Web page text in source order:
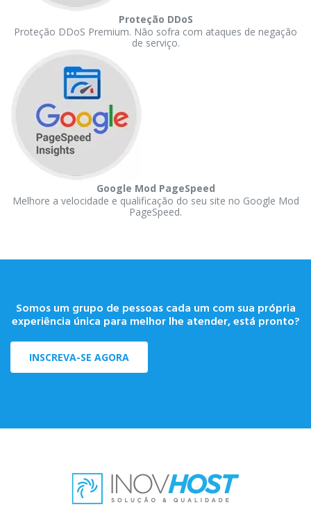
Proteção DDoS
Proteção DDoS Premium. Não sofra com ataques de negação
de serviço.
Google Mod PageSpeed
Melhore a velocidade e qualificação do seu site no Google Mod
PageSpeed.
Somos um grupo de pessoas cada um com sua própria
experiência única para melhor lhe atender, está pronto?
INSCREVA-SE AGORA